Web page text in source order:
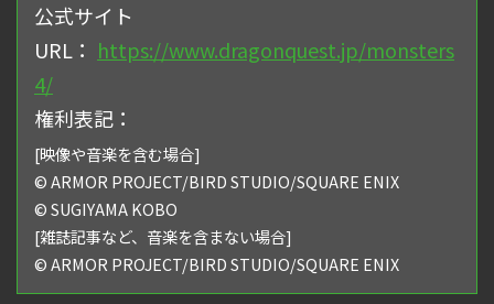
公式サイト
URL： https://www.dragonquest.jp/monsters
4/
権利表記：
[映像や⾳楽を含む場合]
© ARMOR PROJECT/BIRD STUDIO/SQUARE ENIX
© SUGIYAMA KOBO
[雑誌記事など、⾳楽を含まない場合]
© ARMOR PROJECT/BIRD STUDIO/SQUARE ENIX